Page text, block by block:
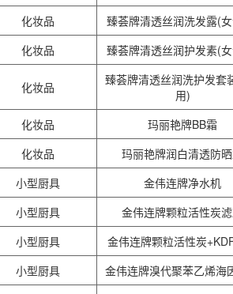
化妆品 臻荟牌清透丝润洗发露(
化妆品 臻荟牌清透丝润护发素(
化妆品
臻荟牌清透丝润洗护发套
用)
化妆品 玛丽艳牌BB霜
化妆品 玛丽艳牌润白清透防
小型厨具 金伟连牌净水机
小型厨具 金伟连牌颗粒活性炭
小型厨具 金伟连牌颗粒活性炭
小型厨具 金伟连牌溴代聚苯乙烯海